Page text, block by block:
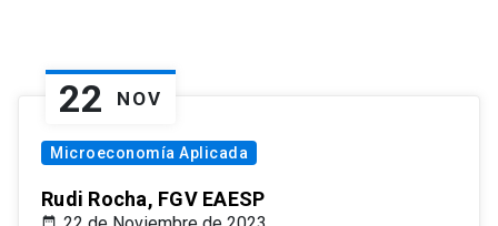
22 NOV
Microeconomía Aplicada
Rudi Rocha, FGV EAESP